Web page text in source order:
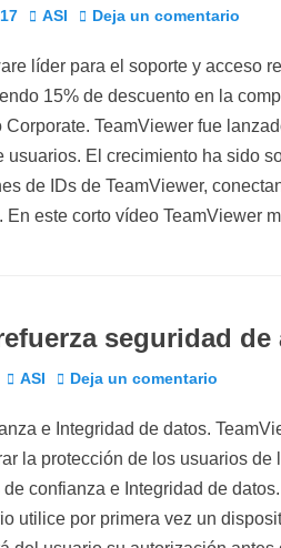
Autor
ASI Deja un comentario
líder para el soporte y acceso
15% de descuento en la
Corporate. TeamViewer fue
usuarios. El crecimiento ha sido
de IDs de TeamViewer,
este corto vídeo TeamViewer
seguridad de
Autor
ASI Deja un comentario
e Integridad de datos.
la protección de los usuarios
confianza e Integridad de
utilice por primera vez un